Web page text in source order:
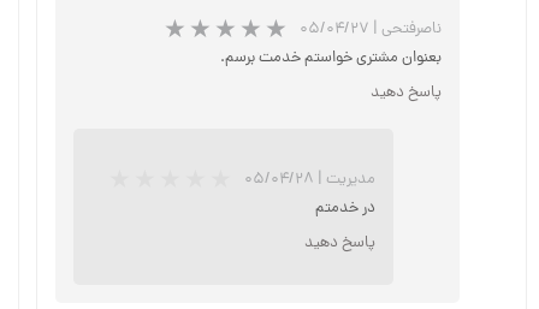
ناصرفتحی | ۰۵/۰۴/۲۷
بعنوان مشتری خواستم خدمت برسم.
پاسخ دهید
مدیریت | ۰۵/۰۴/۲۸
در خدمتم
پاسخ دهید